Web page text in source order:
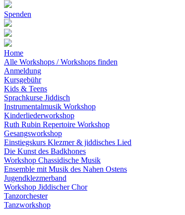
Spenden
Home
Alle Workshops / Workshops finden
Anmeldung
Kursgebühr
Kids & Teens
Sprachkurse Jiddisch
Instrumentalmusik Workshop
Kinderliederworkshop
Ruth Rubin Repertoire Workshop
Gesangsworkshop
Einstiegskurs Klezmer & jiddisches Lied
Die Kunst des Badkhones
Workshop Chassidische Musik
Ensemble mit Musik des Nahen Ostens
Jugendklezmerband
Workshop Jiddischer Chor
Tanzorchester
Tanzworkshop